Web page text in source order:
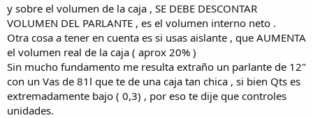
y sobre el volumen de la caja , SE DEBE DESCONTAR
VOLUMEN DEL PARLANTE , es el volumen interno neto .
Otra cosa a tener en cuenta es si usas aislante , que AUMENTA
el volumen real de la caja ( aprox 20% )
Sin mucho fundamento me resulta extraño un parlante de 12"
con un Vas de 81l que te de una caja tan chica , si bien Qts es
extremadamente bajo ( 0,3) , por eso te dije que controles
unidades.